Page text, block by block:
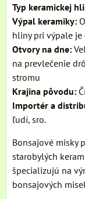
Typ keramickej
Výpal keramiky:
hliny pri výpale je
Otvory na dne:
na prevlečenie
stromu
Krajina pôvodu:
Importér a
ľudí, sro.
Bonsajové misky
starobylých
špecializujú na
bonsajových